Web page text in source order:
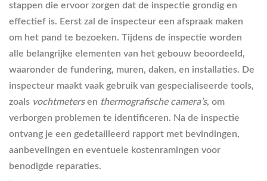
stappen die ervoor zorgen dat de inspectie grondig en
effectief is. Eerst zal de inspecteur een afspraak maken
om het pand te bezoeken. Tijdens de inspectie worden
alle belangrijke elementen van het gebouw beoordeeld,
waaronder de fundering, muren, daken, en installaties. De
inspecteur maakt vaak gebruik van gespecialiseerde tools,
zoals vochtmetersen thermografische camera’s, om
verborgen problemen te identificeren. Na de inspectie
ontvang je een gedetailleerd rapport met bevindingen,
aanbevelingen en eventuele kostenramingen voor
benodigde reparaties.